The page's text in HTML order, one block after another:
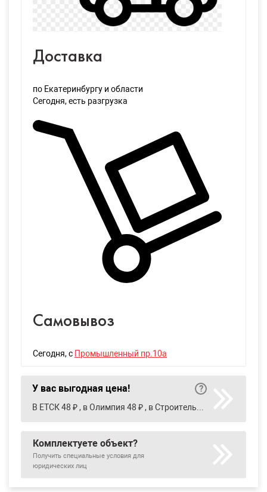
Доставка
по Екатеринбургу и области
Сегодня, есть разгрузка
Самовывоз
Сегодня, с Промышленный пр.10а
У вас выгодная цена!
Комплектуете объект?
Получить специальные условия для
юридических лиц